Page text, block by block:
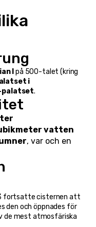
I på 500-talet (kring
i
palatset.
vatten
, var och en
fortsatte cisternen att
den och öppnades för
de mest atmosfäriska